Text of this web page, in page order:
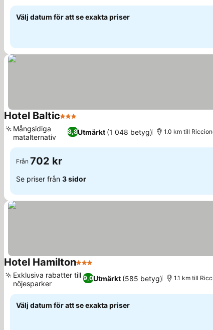
Välj datum för att se exakta priser
Hotel Baltic3 Stjärnor
8,8Utmärkt (1 048 betyg)
Mångsidiga
matalternativ
1.0 km till
Från 702 kr
Se priser från 3 sidor
Hotel Hamilton3 Stjärnor
9,0Utmärkt (585 betyg)
Exklusiva rabatter till
nöjesparker
1.1 km till
Välj datum för att se exakta priser